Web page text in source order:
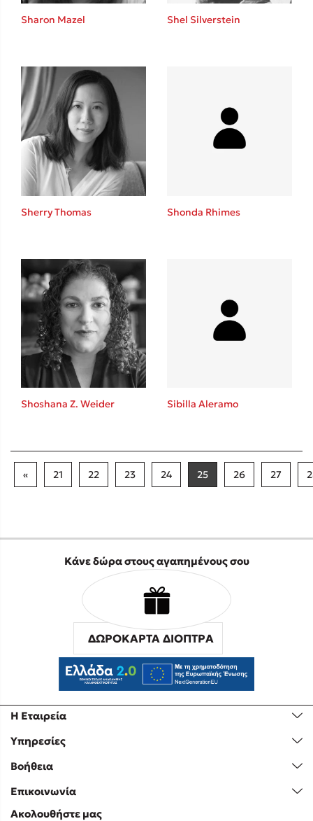
Sharon Mazel Shel Silverstein
Sherry Thomas Shonda Rhimes
Shoshana Z. Weider Sibilla Aleramo
« 21 22 23 24 25 26 27
Η Εταιρεία
Υπηρεσίες
Βοήθεια
Επικοινωνία
Κάνε δώρα στους αγαπημένους σου
ΔΩΡΟΚΑΡΤΑ ΔΙΟΠΤΡΑ
Ακολουθήστε μας